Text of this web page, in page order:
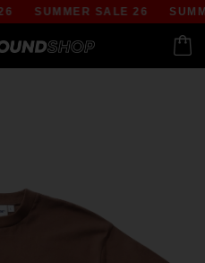
SUMMER SALE 26